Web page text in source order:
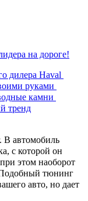
на дороге!
дилера Haval
руками
камни
тренд
В автомобиль
с которой он
этом наоборот
Подобный тюнинг
авто, но дает